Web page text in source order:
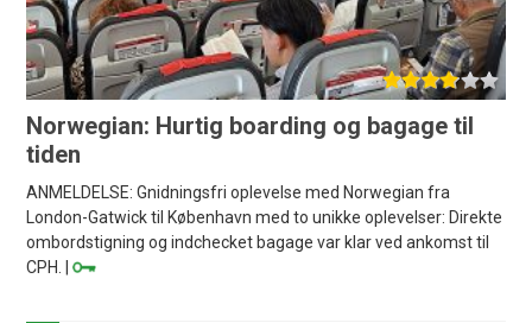
Norwegian: Hurtig boarding og bagage til
tiden
ANMELDELSE: Gnidningsfri oplevelse med Norwegian fra
London-Gatwick til København med to unikke oplevelser: Direkte
ombordstigning og indchecket bagage var klar ved ankomst til
CPH. |